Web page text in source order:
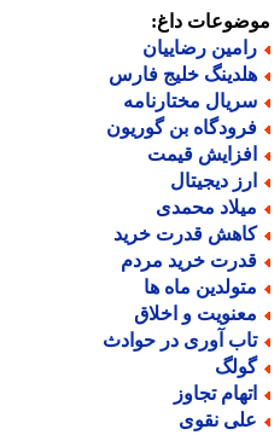
داغ:
رضاییان
خلیج فارس
مختارنامه
بن گوریون
قیمت
دیجیتال
محمدی
قدرت خرید
خرید مردم
ماه ها
و اخلاق
آوری در حوادث
تجاوز
نقوی